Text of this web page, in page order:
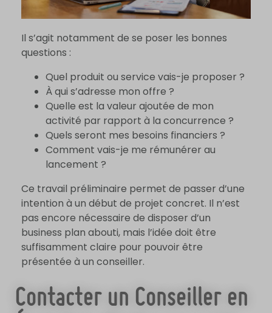
Il s’agit notamment de se poser les bonnes
questions :
Quel produit ou service vais-je proposer ?
À qui s’adresse mon offre ?
Quelle est la valeur ajoutée de mon
activité par rapport à la concurrence ?
Quels seront mes besoins financiers ?
Comment vais-je me rémunérer au
lancement ?
Ce travail préliminaire permet de passer d’une
intention à un début de projet concret. Il n’est
pas encore nécessaire de disposer d’un
business plan abouti, mais l’idée doit être
suffisamment claire pour pouvoir être
présentée à un conseiller.
Contacter un Conseiller en